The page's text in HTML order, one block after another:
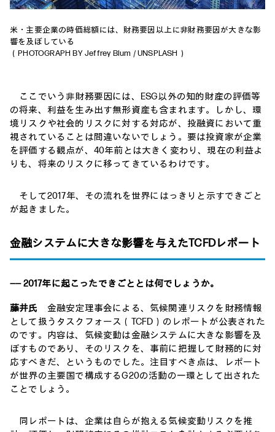
米・主要企業の時価総額には、財務要因以上に非財務要因が大きな影
響を及ぼしている
（PHOTOGRAPH BY Jeffrey Blum / UNSPLASH）
ここでいう非財務要因には、ESG以外の知的財産の評価等
の将来、利益を生み出す無形資産も含まれます。しかし、環
境リスクや社会的リスクに対する対応が、投融資において重
視されていることは間違いないでしょう。要は投資家が企業
を評価する観点が、40年前とは大きく変わり、現在の利益よ
りも、将来のリスクに移ってきているわけです。
そして2017年、その流れを世界にはっきりと示すできごと
が起きました。
金融システムに大きな影響を与えたTCFDレポート
―― 2017年に起こったできごととは何でしょうか。
藤井氏 金融安定理事会による、気候関連リスクを財務情報
として扱うタスクフォース（TCFD）のレポートが公表された
のです。内容は、気候変動は金融システムに大きな影響を及
ぼすものであり、そのリスクを、事前に把握して財務的に対
応すべきだ、というものでした。注目すべき点は、レポート
が世界の主要国で構成するG20の活動の一環として出された
ことでしょう。
同レポートは、企業は自らが抱える気候変動リスクを推